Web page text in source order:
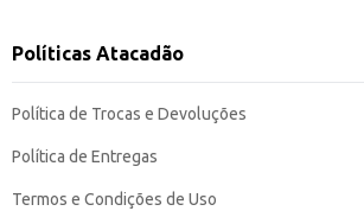
Políticas Atacadão
Política de Trocas e Devoluções
Política de Entregas
Termos e Condições de Uso